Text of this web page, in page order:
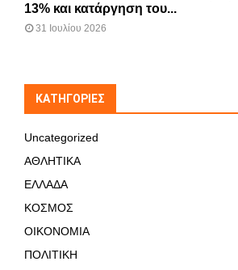
13% και κατάργηση του...
31 Ιουλίου 2026
KΑΤΗΓΟΡΊΕΣ
Uncategorized
ΑΘΛΗΤΙΚΑ
ΕΛΛΑΔΑ
ΚΟΣΜΟΣ
ΟΙΚΟΝΟΜΙΑ
ΠΟΛΙΤΙΚΗ